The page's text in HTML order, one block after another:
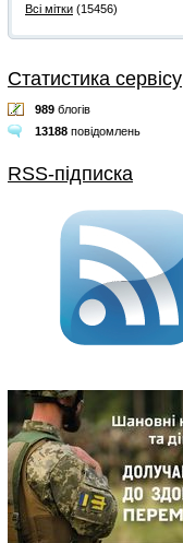
Всі мітки (15456)
Статистика сервісу
989 блогів
13188 повідомлень
RSS-підписка